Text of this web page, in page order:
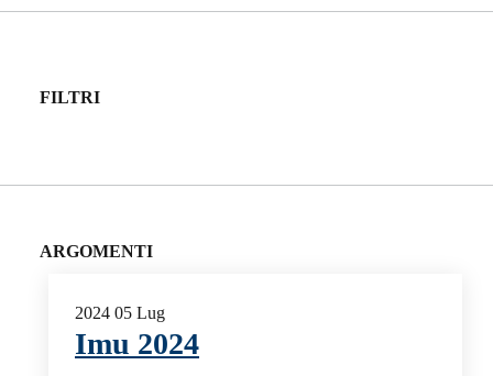
FILTRI
ARGOMENTI
2024 05 Lug
Imu 2024